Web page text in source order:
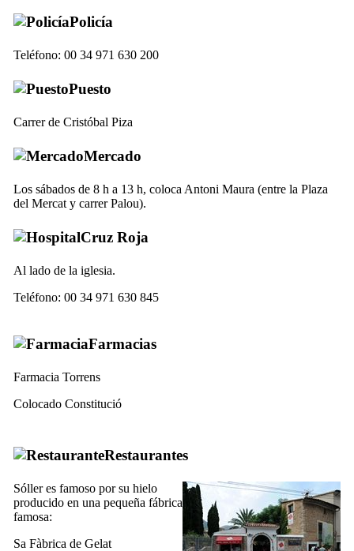
Policía
Teléfono: 00 34 971 630 200
Puesto
Carrer de Cristóbal Piza
Mercado
Los sábados de 8 h a 13 h, coloca Antoni Maura (entre la Plaza
del Mercat y carrer Palou).
Cruz Roja
Al lado de la iglesia.
Teléfono: 00 34 971 630 845
Farmacias
Farmacia Torrens
Colocado Constitució
Restaurantes
Sólleres famoso por su hielo
producido en una pequeña fábrica
famosa:
Sa Fàbrica de Gelat